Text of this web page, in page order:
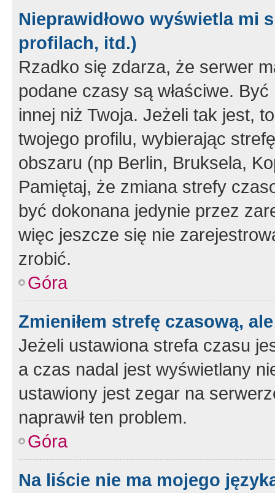
Nieprawidłowo wyświetla mi
profilach, itd.)
Rzadko się zdarza, że serwer
podane czasy są właściwe.
innej niż Twoja. Jeżeli tak jest,
twojego profilu, wybierając
obszaru (np Berlin, Bruksela,
Pamiętaj, że zmiana strefy
być dokonana jedynie przez
więc jeszcze się nie
zrobić.
Góra
Zmieniłem strefę czasową,
Jeżeli ustawiona strefa czasu
a czas nadal jest wyświetlany
ustawiony jest zegar na
naprawił ten problem.
Góra
Na liście nie ma mojego